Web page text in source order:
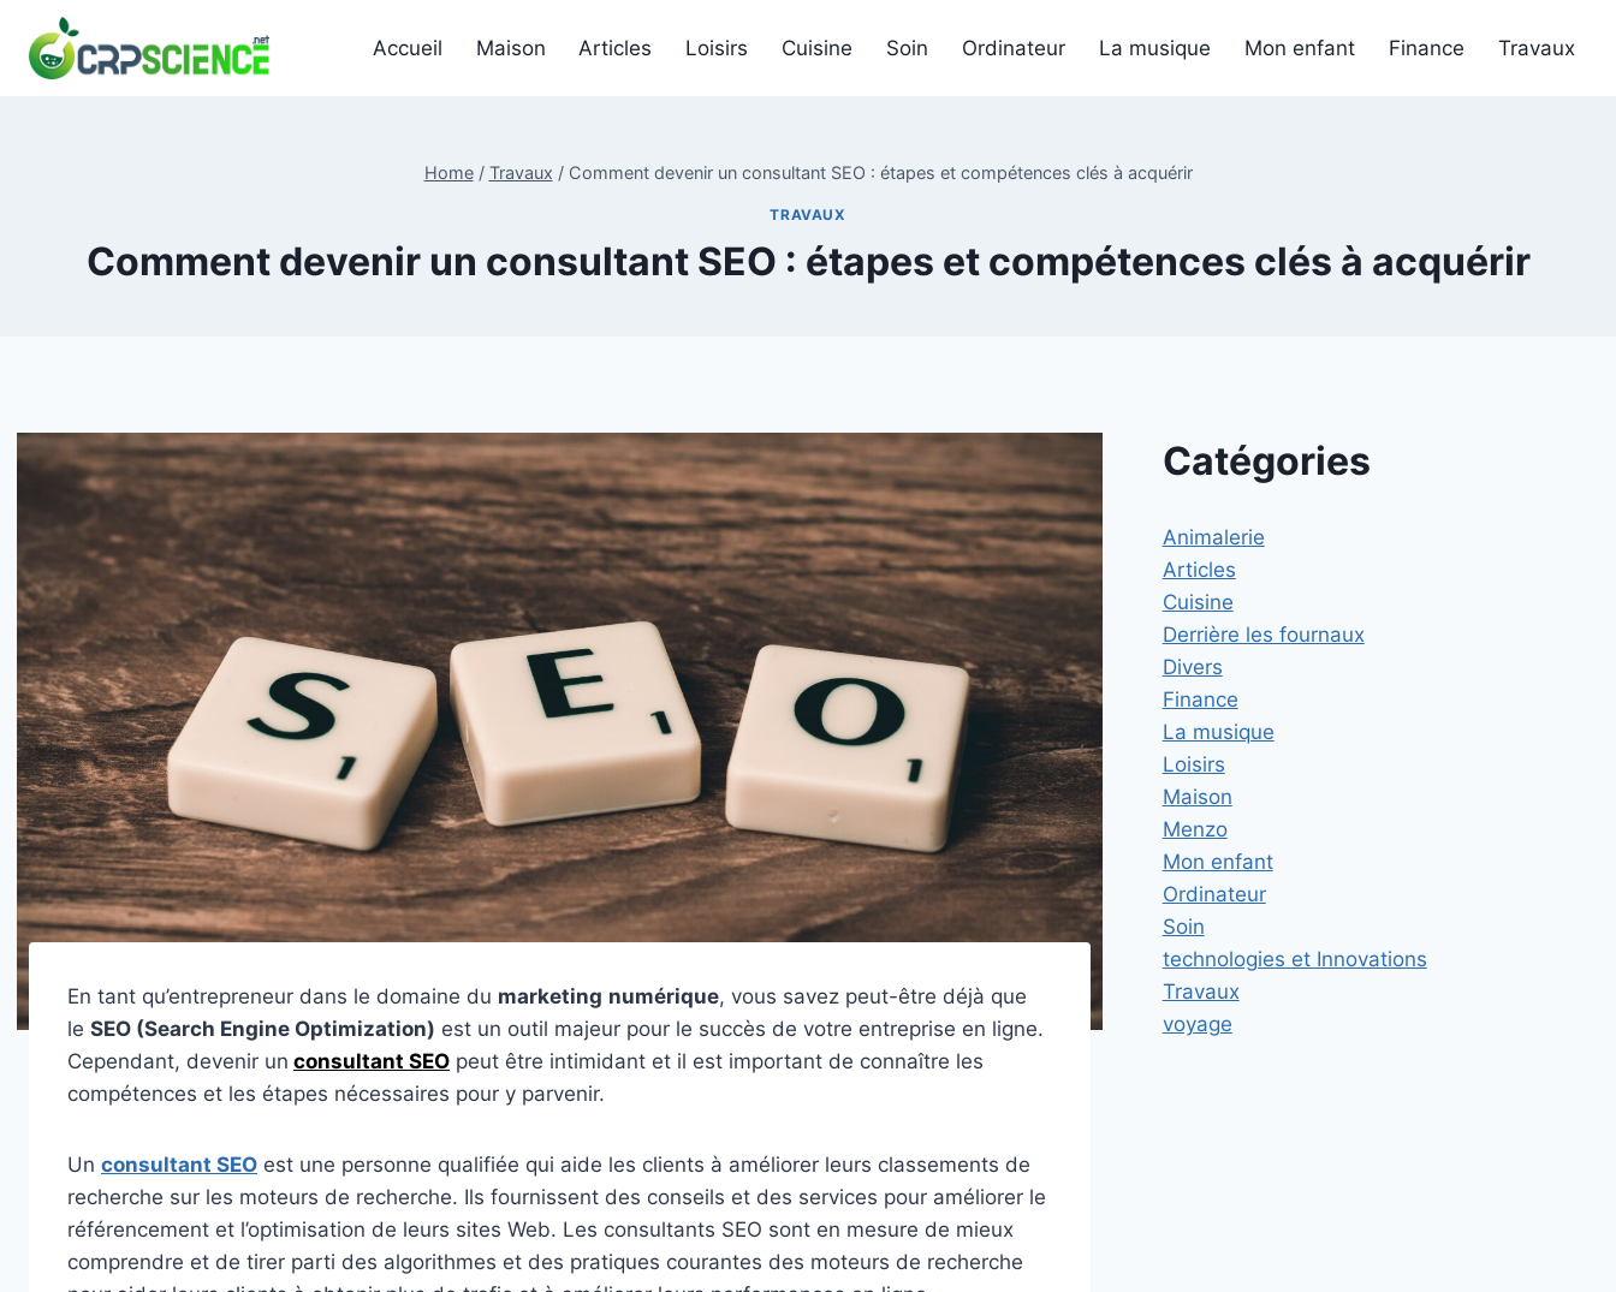
content
Accueil Maison Articles Loisirs Cuisine Soin Ordinateur La musique Mon enfant Finance Travaux
Home / Travaux / Comment devenir un consultant SEO : étapes et compétences clés à acquérir
TRAVAUX
Comment devenir un consultant SEO : étapes et compétences clés à acquérir
En tant qu’entrepreneur dans le domaine du marketing numérique, vous savez peut-être déjà que
le SEO (Search Engine Optimization) est un outil majeur pour le succès de votre entreprise en ligne.
Cependant, devenir un consultant SEO peut être intimidant et il est important de connaître les
compétences et les étapes nécessaires pour y parvenir.
Un consultant SEO est une personne qualifiée qui aide les clients à améliorer leurs classements de
recherche sur les moteurs de recherche. Ils fournissent des conseils et des services pour améliorer le
référencement et l’optimisation de leurs sites Web. Les consultants SEO sont en mesure de mieux
comprendre et de tirer parti des algorithmes et des pratiques courantes des moteurs de recherche
Catégories
Animalerie
Articles
Cuisine
Derrière les fournaux
Divers
Finance
La musique
Loisirs
Maison
Menzo
Mon enfant
Ordinateur
Soin
technologies et Innovations
Travaux
voyage